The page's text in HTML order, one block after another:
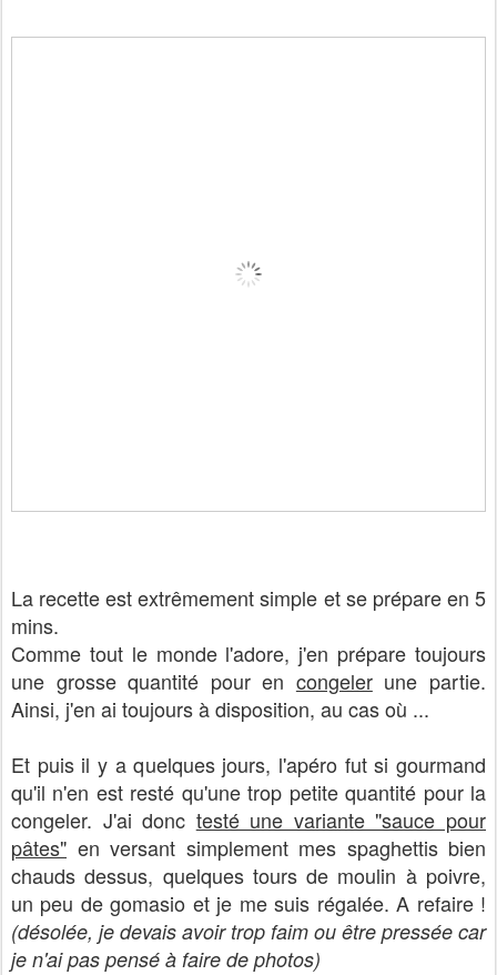
La recette est extrêmement simple et se prépare en 5
mins.
Comme tout le monde l'adore, j'en prépare toujours
une grosse quantité pour en congelerune partie.
Ainsi, j'en ai toujours à disposition, au cas où ...
Et puis il y a quelques jours, l'apéro fut si gourmand
qu'il n'en est resté qu'une trop petite quantité pour la
congeler. J'ai donc testé une variante "sauce pour
pâtes" en versant simplement mes spaghettis bien
chauds dessus, quelques tours de moulin à poivre,
un peu de gomasio et je me suis régalée. A refaire !
(désolée, je devais avoir trop faim ou être pressée car
je n'ai pas pensé à faire de photos)